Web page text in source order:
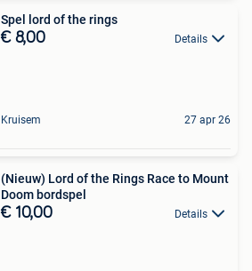
Spel lord of the rings
€ 8,00 Details
Kruisem 27 apr 26
(Nieuw) Lord of the Rings Race to Mount
Doom bordspel
€ 10,00 Details